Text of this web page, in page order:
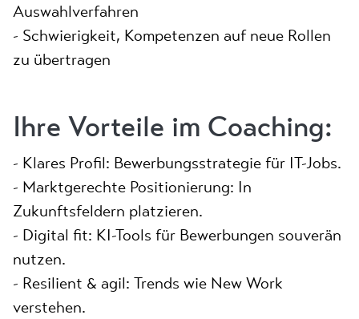
Auswahlverfahren
- Schwierigkeit, Kompetenzen auf neue Rollen
zu übertragen
Ihre Vorteile im Coaching:
- Klares Profil: Bewerbungsstrategie für IT-Jobs.
- Marktgerechte Positionierung: In
Zukunftsfeldern platzieren.
- Digital fit: KI-Tools für Bewerbungen souverän
nutzen.
- Resilient & agil: Trends wie New Work
verstehen.